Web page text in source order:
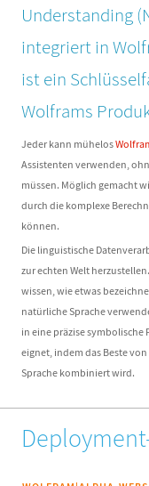
Understanding
integriert in
ist ein
Wolframs
Jeder kann mühelos
Assistenten verwenden,
müssen. Möglich gemacht
durch die komplexe
können.
Die linguistische
zur echten Welt
wissen, wie etwas
natürliche Sprache
in eine präzise
eignet, indem das Beste
Sprache kombiniert wird.